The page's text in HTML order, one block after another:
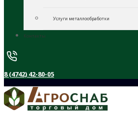
Услуги металлообработки
Контакты
8 (4742) 42-80-05